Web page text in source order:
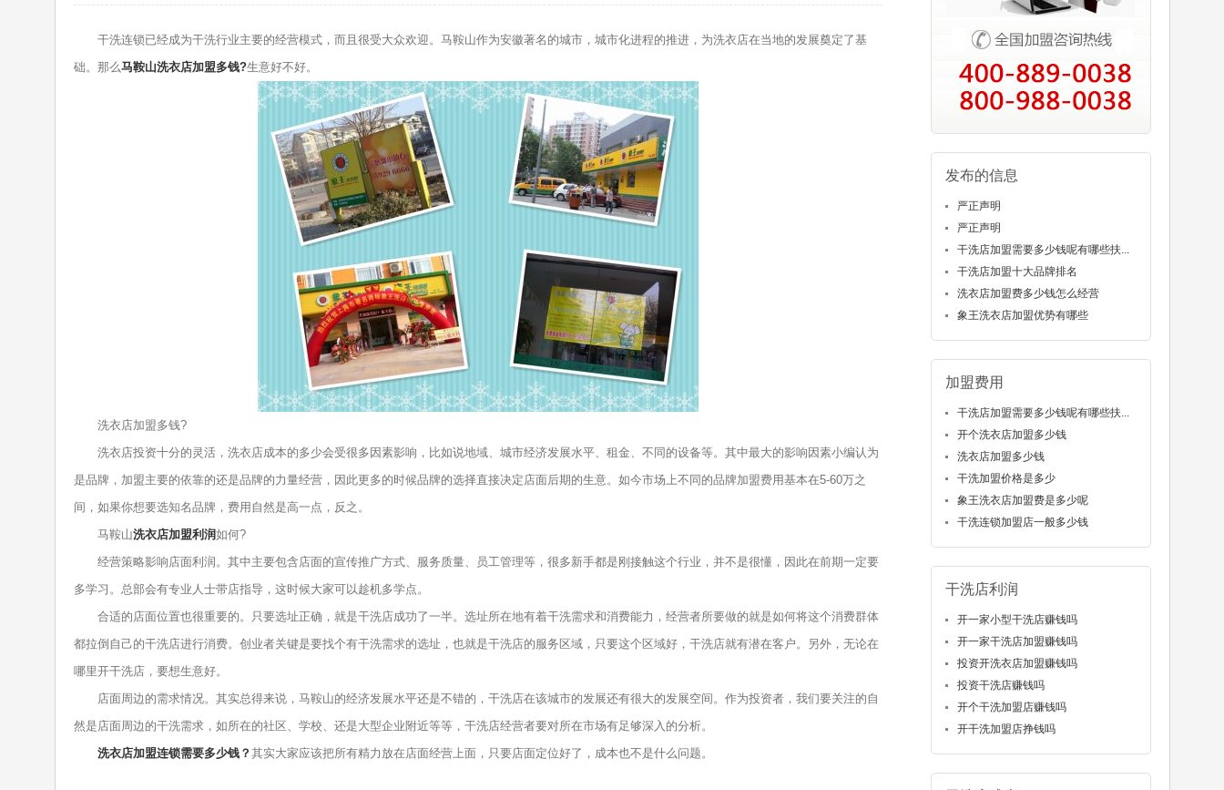
干洗连锁已经成为干洗行业主要的经营模式，而且很受大众欢迎。马鞍山作为安徽著名的城市，城市化进程的推进，为洗衣店在当地的发展奠定了基
础。那么马鞍山洗衣店加盟多钱?生意好不好。
洗衣店加盟多钱?
洗衣店投资十分的灵活，洗衣店成本的多少会受很多因素影响，比如说地域、城市经济发展水平、租金、不同的设备等。其中最大的影响因素小编认为
是品牌，加盟主要的依靠的还是品牌的力量经营，因此更多的时候品牌的选择直接决定店面后期的生意。如今市场上不同的品牌加盟费用基本在5-60万之
间，如果你想要选知名品牌，费用自然是高一点，反之。
马鞍山洗衣店加盟利润如何?
经营策略影响店面利润。其中主要包含店面的宣传推广方式、服务质量、员工管理等，很多新手都是刚接触这个行业，并不是很懂，因此在前期一定要
多学习。总部会有专业人士带店指导，这时候大家可以趁机多学点。
合适的店面位置也很重要的。只要选址正确，就是干洗店成功了一半。选址所在地有着干洗需求和消费能力，经营者所要做的就是如何将这个消费群体
都拉倒自己的干洗店进行消费。创业者关键是要找个有干洗需求的选址，也就是干洗店的服务区域，只要这个区域好，干洗店就有潜在客户。另外，无论在
哪里开干洗店，要想生意好。
店面周边的需求情况。其实总得来说，马鞍山的经济发展水平还是不错的，干洗店在该城市的发展还有很大的发展空间。作为投资者，我们要关注的自
然是店面周边的干洗需求，如所在的社区、学校、还是大型企业附近等等，干洗店经营者要对所在市场有足够深入的分析。
洗衣店加盟连锁需要多少钱？ 其实大家应该把所有精力放在店面经营上面，只要店面定位好了，成本也不是什么问题。
发布的信息
严正声明
严正声明
干洗店加盟需要多少钱呢有哪些扶...
干洗店加盟十大品牌排名
洗衣店加盟费多少钱怎么经营
象王洗衣店加盟优势有哪些
加盟费用
干洗店加盟需要多少钱呢有哪些扶...
开个洗衣店加盟多少钱
洗衣店加盟多少钱
干洗加盟价格是多少
象王洗衣店加盟费是多少呢
干洗连锁加盟店一般多少钱
干洗店利润
开一家小型干洗店赚钱吗
开一家干洗店加盟赚钱吗
投资开洗衣店加盟赚钱吗
投资干洗店赚钱吗
开个干洗加盟店赚钱吗
开干洗加盟店挣钱吗